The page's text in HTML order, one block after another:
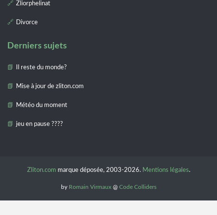
Zliorphelinat
Divorce
Derniers sujets
Il reste du monde?
Mise à jour de zliton.com
Météo du moment
jeu en pause ????
Zliton.com marque déposée, 2003-2026. Mentions légales.
by Romain Virmaux@ Code Colliders